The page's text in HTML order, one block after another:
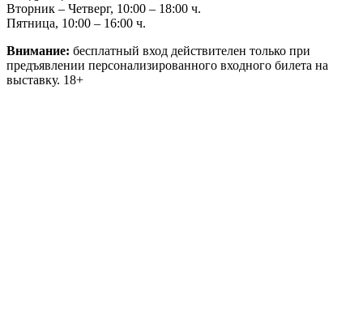
Вторник – Четверг, 10:00 – 18:00 ч.
Пятница, 10:00 – 16:00 ч.
Внимание: бесплатный вход действителен только при
предъявлении персонализированного входного билета на
выставку. 18+